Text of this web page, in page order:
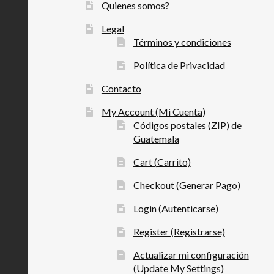
Quienes somos?
Legal
Términos y condiciones
Política de Privacidad
Contacto
My Account (Mi Cuenta)
Códigos postales (ZIP) de
Guatemala
Cart (Carrito)
Checkout (Generar Pago)
Login (Autenticarse)
Register (Registrarse)
Actualizar mi configuración
(Update My Settings)